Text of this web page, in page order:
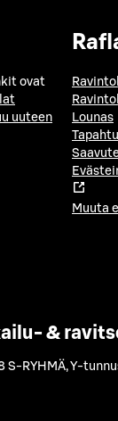
ovat
uuteen
Lounas
Muuta
&
S-RYHMÄ,Y-